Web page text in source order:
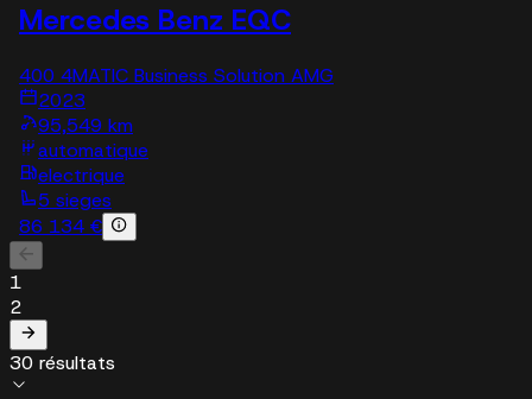
Mercedes Benz EQC
400 4MATIC Business Solution AMG
2023
95,549 km
automatique
electrique
5 sieges
86 134 €
1
2
30 résultats